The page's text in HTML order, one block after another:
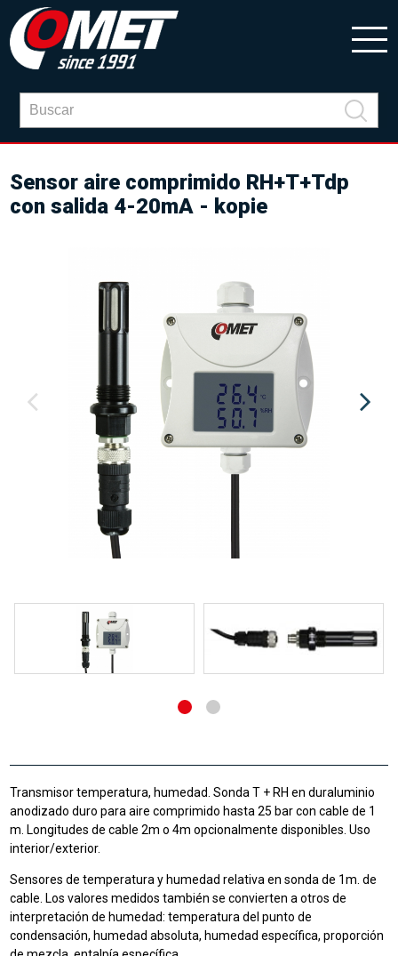
Sensor aire comprimido RH+T+Tdp
con salida 4-20mA - kopie
Transmisor temperatura, humedad. Sonda T + RH en duraluminio
anodizado duro para aire comprimido hasta 25 bar con cable de 1
m. Longitudes de cable 2m o 4m opcionalmente disponibles. Uso
interior/exterior.
Sensores de temperatura y humedad relativa en sonda de 1m. de
cable. Los valores medidos también se convierten a otros de
interpretación de humedad: temperatura del punto de
condensación, humedad absoluta, humedad específica, proporción